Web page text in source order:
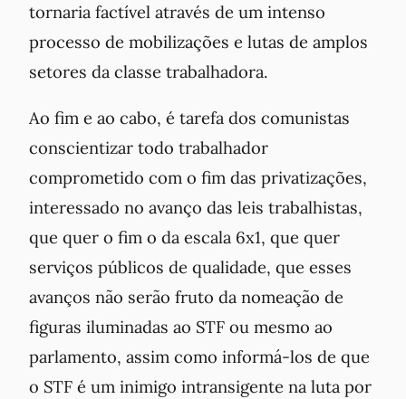
tornaria factível através de um intenso
processo de mobilizações e lutas de amplos
setores da classe trabalhadora.
Ao fim e ao cabo, é tarefa dos comunistas
conscientizar todo trabalhador
comprometido com o fim das privatizações,
interessado no avanço das leis trabalhistas,
que quer o fim o da escala 6x1, que quer
serviços públicos de qualidade, que esses
avanços não serão fruto da nomeação de
figuras iluminadas ao STF ou mesmo ao
parlamento, assim como informá-los de que
o STF é um inimigo intransigente na luta por